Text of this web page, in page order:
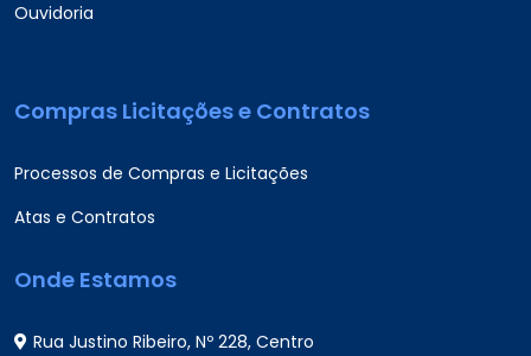
Ouvidoria
Compras Licitações e Contratos
Processos de Compras e Licitações
Atas e Contratos
Onde Estamos
Rua Justino Ribeiro, Nº 228, Centro